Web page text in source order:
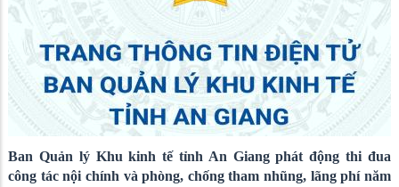
Ban Quản lý Khu kinh tế tỉnh An Giang phát động thi đua
công tác nội chính và phòng, chống tham nhũng, lãng phí năm